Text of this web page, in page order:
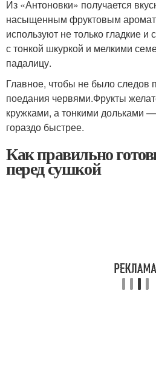
Из «Антоновки» получается
насыщенным фруктовым
используют не только гладкие
с тонкой шкуркой и мелкими
падалицу.
Главное, чтобы не было следов
поедания червями.Фрукты
кружками, а тонкими дольками
гораздо быстрее.
Как правильно
перед сушкой